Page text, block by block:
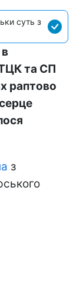
суть з
та СП
раптово
з